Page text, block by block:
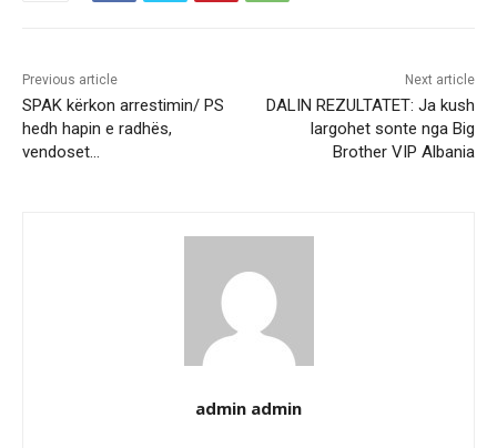
Previous article
SPAK kërkon arrestimin/ PS
hedh hapin e radhës,
vendoset…
Next article
DALIN REZULTATET: Ja kush
largohet sonte nga Big
Brother VIP Albania
admin admin